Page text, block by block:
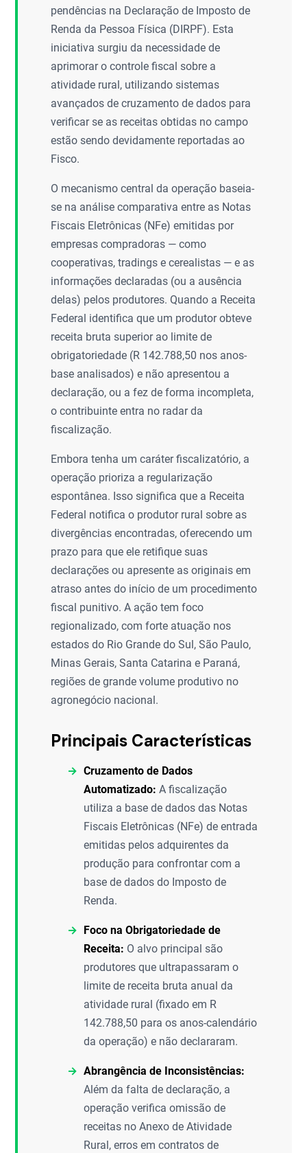
pendências na Declaração de Imposto de
Renda da Pessoa Física (DIRPF). Esta
iniciativa surgiu da necessidade de
aprimorar o controle fiscal sobre a
atividade rural, utilizando sistemas
avançados de cruzamento de dados para
verificar se as receitas obtidas no campo
estão sendo devidamente reportadas ao
Fisco.
O mecanismo central da operação baseia-
se na análise comparativa entre as Notas
Fiscais Eletrônicas (NFe) emitidas por
empresas compradoras — como
cooperativas, tradings e cerealistas — e as
informações declaradas (ou a ausência
delas) pelos produtores. Quando a Receita
Federal identifica que um produtor obteve
receita bruta superior ao limite de
obrigatoriedade (R 142.788,50 nos anos-
base analisados) e não apresentou a
declaração, ou a fez de forma incompleta,
o contribuinte entra no radar da
fiscalização.
Embora tenha um caráter fiscalizatório, a
operação prioriza a regularização
espontânea. Isso significa que a Receita
Federal notifica o produtor rural sobre as
divergências encontradas, oferecendo um
prazo para que ele retifique suas
declarações ou apresente as originais em
atraso antes do início de um procedimento
fiscal punitivo. A ação tem foco
regionalizado, com forte atuação nos
estados do Rio Grande do Sul, São Paulo,
Minas Gerais, Santa Catarina e Paraná,
regiões de grande volume produtivo no
agronegócio nacional.
Principais Características
Cruzamento de Dados
Automatizado: A fiscalização
utiliza a base de dados das Notas
Fiscais Eletrônicas (NFe) de entrada
emitidas pelos adquirentes da
produção para confrontar com a
base de dados do Imposto de
Renda.
Foco na Obrigatoriedade de
Receita: O alvo principal são
produtores que ultrapassaram o
limite de receita bruta anual da
atividade rural (fixado em R
142.788,50 para os anos-calendário
da operação) e não declararam.
Abrangência de Inconsistências:
Além da falta de declaração, a
operação verifica omissão de
receitas no Anexo de Atividade
Rural, erros em contratos de